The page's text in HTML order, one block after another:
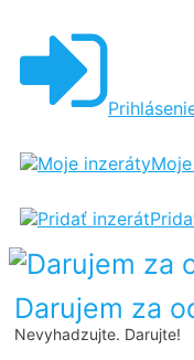
Darujem za
Nevyhadzujte. Darujte!